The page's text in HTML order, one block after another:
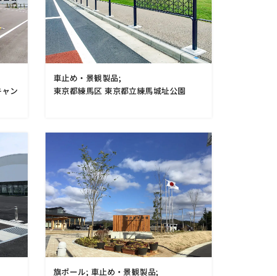
ン
車止め・景観製品;
東京都練馬区 東京都立練馬城址公園
旗ポール; 車止め・景観製品;